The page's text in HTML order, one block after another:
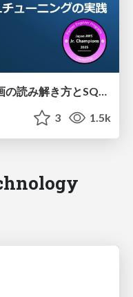
AWSと生成AIで学ぶ！実行計画の読み解き方とSQLチューニングの実践
3 1.5k